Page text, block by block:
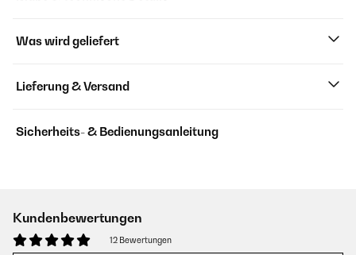
Was wird geliefert
Lieferung & Versand
Sicherheits- & Bedienungsanleitung
Kundenbewertungen
12 Bewertungen